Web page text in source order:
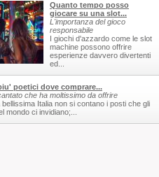
Quanto tempo posso
giocare su una slot...
L'importanza del gioco
responsabile
I giochi d'azzardo come le slot
machine possono offrire
esperienze davvero divertenti
ed...
poetici dove comprare...
che ha moltissimo da offrire
bellissima Italia non si contano i posti che gli
mondo ci invidiano;...